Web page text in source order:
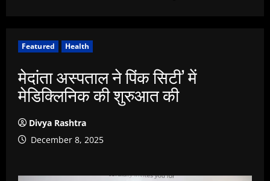
Featured Health
मेदांता अस्पताल ने पिंक सिटी’ में
मेडिक्लिनिक की शुरुआत की
Divya Rashtra
December 8, 2025